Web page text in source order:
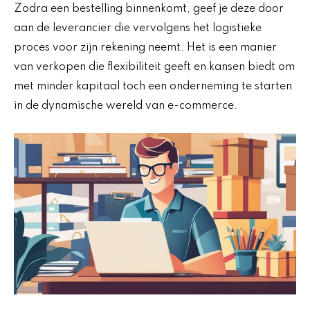
Zodra een bestelling binnenkomt, geef je deze door
aan de leverancier die vervolgens het logistieke
proces voor zijn rekening neemt. Het is een manier
van verkopen die flexibiliteit geeft en kansen biedt om
met minder kapitaal toch een onderneming te starten
in de dynamische wereld van e-commerce.